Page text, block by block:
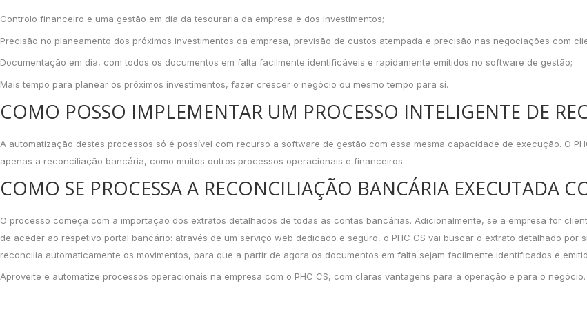
Controlo financeiro e uma gestão em dia da tesouraria da empresa e dos investimentos;
Precisão no planeamento dos próximos investimentos da empresa, previsão de custos atempada e precisão nas negociações com
Documentação em dia, com todos os documentos em falta facilmente identificáveis e rapidamente emitidos no software de gestão;
Mais tempo para planear os próximos investimentos, fazer crescer o negócio ou mesmo tempo para si.
COMO POSSO IMPLEMENTAR UM PROCESSO INTELIGENTE DE
A automatização destes processos só é possível com recurso a software de gestão com essa mesma capacidade de execução. O
apenas a reconciliação bancária, como muitos outros processos operacionais e financeiros.
COMO SE PROCESSA A RECONCILIAÇÃO BANCÁRIA EXECUTADA
O processo começa com a importação dos extratos detalhados de todas as contas bancárias. Adicionalmente, se a empresa for
de aceder ao respetivo portal bancário: através de um serviço web dedicado e seguro, o PHC CS vai buscar o extrato detalhado por
reconcilia automaticamente os movimentos, para que a partir de agora os documentos em falta sejam facilmente identificados e
Aproveite e automatize processos operacionais na empresa com o PHC CS, com claras vantagens para a operação e para o negócio.